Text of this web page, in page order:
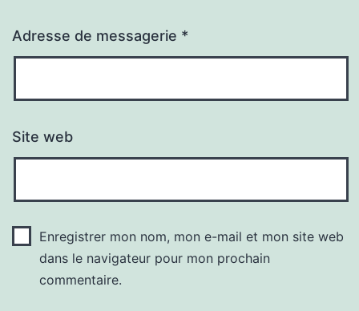
Adresse de messagerie *
Site web
Enregistrer mon nom, mon e-mail et mon site web
dans le navigateur pour mon prochain
commentaire.